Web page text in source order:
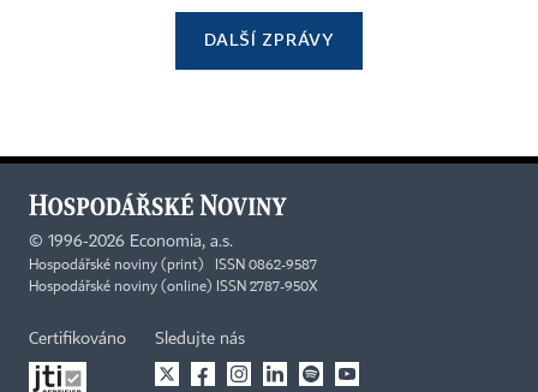
DALŠÍ ZPRÁVY
© 1996-2026 Economia, a.s.
Hospodářské noviny (print) ISSN 0862-9587
Hospodářské noviny (online) ISSN 2787-950X
Certifikováno Sledujte nás